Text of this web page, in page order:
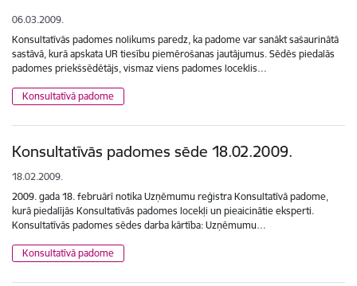
06.03.2009.
Konsultatīvās padomes nolikums paredz, ka padome var sanākt sašaurinātā
sastāvā, kurā apskata UR tiesību piemērošanas jautājumus. Sēdēs piedalās
padomes priekšsēdētājs, vismaz viens padomes loceklis…
Konsultatīvā padome
Konsultatīvās padomes sēde 18.02.2009.
18.02.2009.
2009. gada 18. februārī notika Uzņēmumu reģistra Konsultatīvā padome,
kurā piedalījās Konsultatīvās padomes locekļi un pieaicinātie eksperti.
Konsultatīvās padomes sēdes darba kārtība: Uzņēmumu…
Konsultatīvā padome